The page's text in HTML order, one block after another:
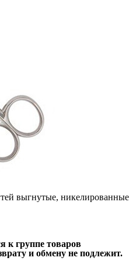
выгнутые, никелированные
к группе товаров
и обмену не подлежит.